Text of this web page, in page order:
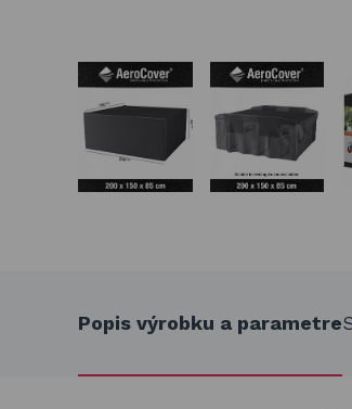
Popis výrobku a parametre